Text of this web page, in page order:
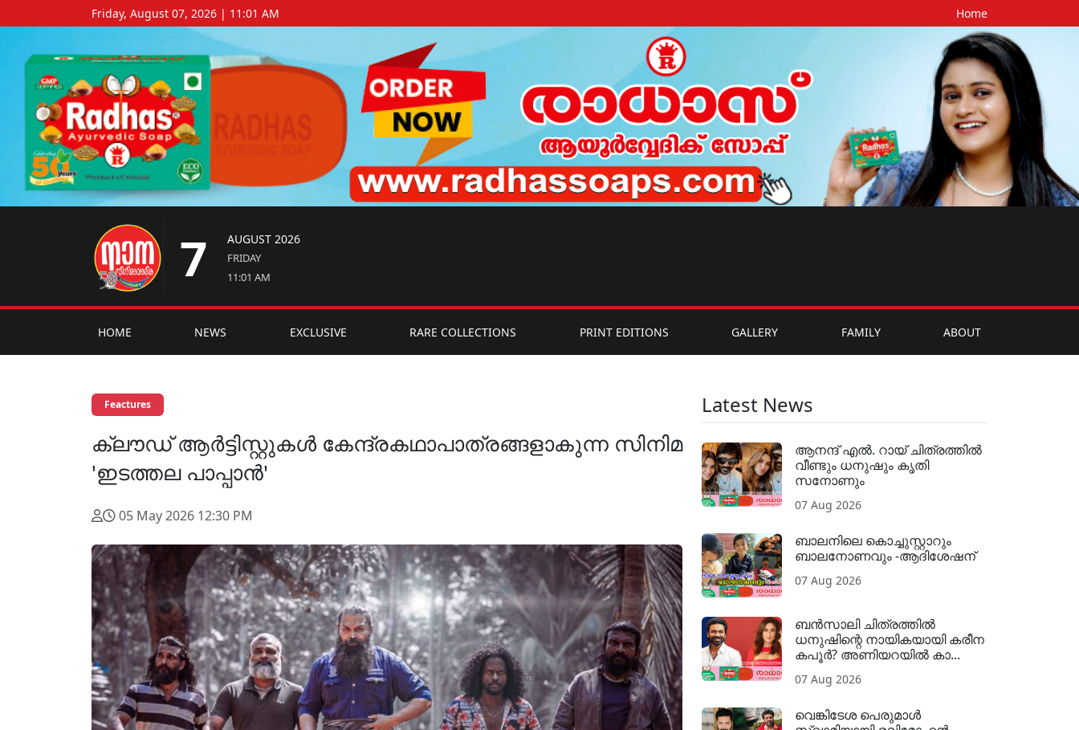
Friday, August 07, 2026 | 11:01 AM Home
7 AUGUST 2026
FRIDAY
11:01 AM
HOME NEWS EXCLUSIVE RARE COLLECTIONS PRINT EDITIONS GALLERY FAMILY ABOUT
Feactures
ക്ലൗഡ് ആർട്ടിസ്റ്റുകൾ കേന്ദ്രകഥാപാത്രങ്ങളാകുന്ന സിനിമ
'ഇടത്തല പാപ്പാൻ'
05 May 2026 12:30 PM
Latest News
ആനന്ദ് എൽ. റായ് ചിത്രത്തിൽ
വീണ്ടും ധനുഷും കൃതി
സനോണും
07 Aug 2026
ബാലനിലെ കൊച്ചുസ്റ്റാറും
ബാലനോണവും -ആദിശേഷന്
07 Aug 2026
ബൻസാലി ചിത്രത്തിൽ
ധനുഷിന്റെ നായികയായി കരീന
കപൂർ? അണിയറയിൽ കാ...
07 Aug 2026
വെങ്കിടേശ പെരുമാൾ